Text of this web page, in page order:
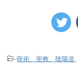
-呪術、密教、陰陽道